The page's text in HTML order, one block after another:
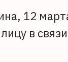
12
в